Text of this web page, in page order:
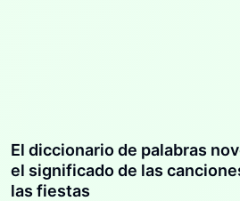
El diccionario de palabras
el significado de las
las fiestas